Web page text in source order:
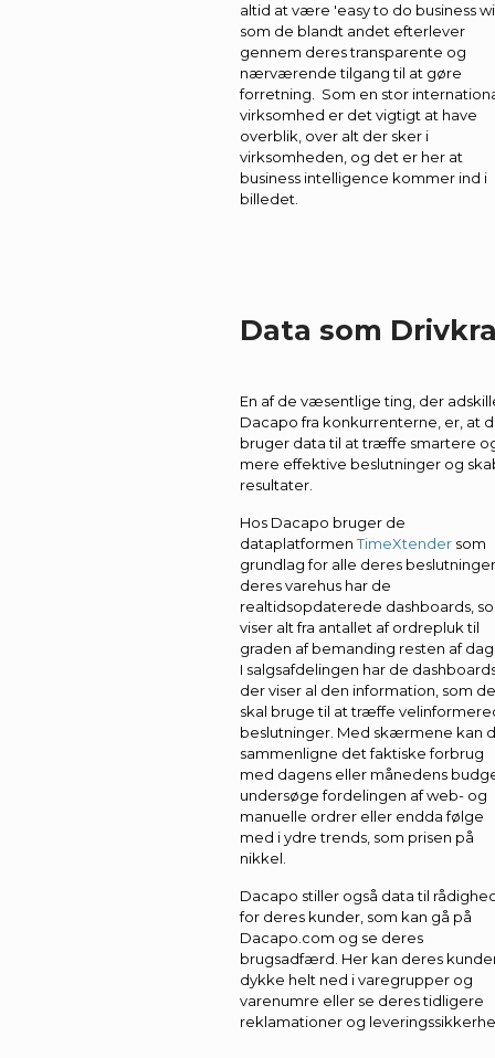
altid at være 'easy to do business
som de blandt andet efterlever
gennem deres transparente og
nærværende tilgang til at gøre
forretning. Som en stor
virksomhed er det vigtigt at have
overblik, over alt der sker i
virksomheden, og det er her at
business intelligence kommer ind i
billedet.
Data som
En af de væsentlige ting, der
Dacapo fra konkurrenterne, er, at
bruger data til at træffe smartere
mere effektive beslutninger og
resultater.
Hos Dacapo bruger de
dataplatformenTimeXtender som
grundlag for alle deres
deres varehus har de
realtidsopdaterede dashboards,
viser alt fra antallet af ordrepluk til
graden af bemanding resten af
I salgsafdelingen har de
der viser al den information, som de
skal bruge til at træffe
beslutninger. Med skærmene kan
sammenligne det faktiske forbrug
med dagens eller månedens
undersøge fordelingen af web- og
manuelle ordrer eller endda følge
med i ydre trends, som prisen på
nikkel.
Dacapo stiller også data til
for deres kunder, som kan gå på
Dacapo.com og se deres
brugsadfærd. Her kan deres
dykke helt ned i varegrupper og
varenumre eller se deres tidligere
reklamationer og